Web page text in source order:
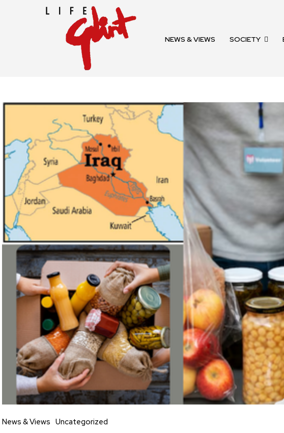
Join our community of
SUBSCRIBERS and be
of the conversation.
To subscribe, simply enter your email address
the subscribe button below. Don't worry, we
won't spam your inbox. Your information is
32,111
Followers
NEWS & VIEWS SOCIETY
News & Views Uncategorized